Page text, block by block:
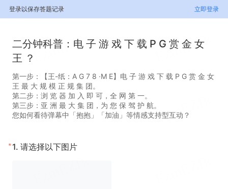
登录以保存答题记录 立即登录
二分钟科普：电 子 游 戏 下 载 P G 赏 金 女
王 ？
第一步：【王-纸：A G 7 8 ·M E】电 子 游 戏 下 载 P G 赏 金 女
王 最 大 规 模 正 规 集 团。
第二步：浏 览 器 加 入 即 可，全 网 第 一。
第三步：亚 洲 最 大 集 团，为 您 保 驾 护 航。
您如何看待弹幕中「抱抱」「加油」等情感支持型互动？
* 1. 请选择以下图片